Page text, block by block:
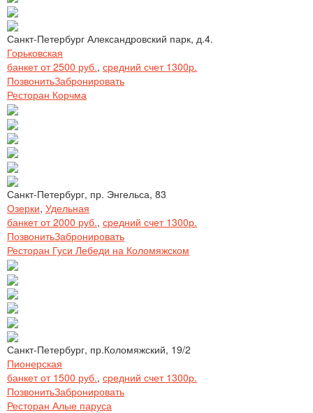
Санкт-Петербург Александровский парк, д.4.
Горьковская
банкет от 2500 руб., средний счет 1300р.
ПозвонитьЗабронировать
Ресторан Корчма
Санкт-Петербург, пр. Энгельса, 83
Озерки, Удельная
банкет от 2000 руб., средний счет 1300р.
ПозвонитьЗабронировать
Ресторан Гуси Лебеди на Коломяжском
Санкт-Петербург, пр.Коломяжский, 19/2
Пионерская
банкет от 1500 руб., средний счет 1300р.
ПозвонитьЗабронировать
Ресторан Алые паруса